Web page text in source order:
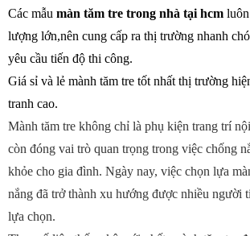
Các mẫu màn tăm tre trong nhà tại hcm
lượng lớn,nên cung cấp ra thị trường nhanh
yêu cầu tiến độ thi công.
Giá sỉ và lẻ mành tăm tre tốt nhất thị trường
tranh cao.
Mành tăm tre không chỉ là phụ kiện trang trí
còn đóng vai trò quan trọng trong việc chống
khỏe cho gia đình. Ngày nay, việc chọn lựa
nắng đã trở thành xu hướng được nhiều người
lựa chọn.